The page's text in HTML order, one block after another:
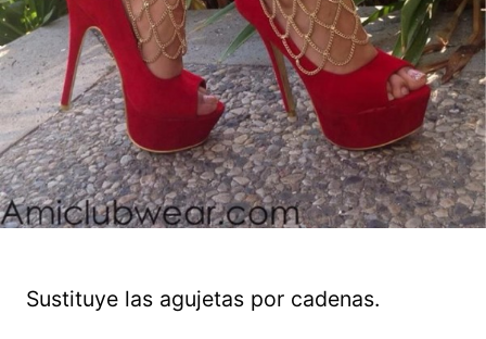
Sustituye las agujetas por cadenas.